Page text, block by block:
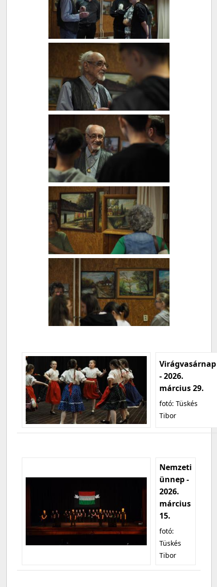
Virágvasárnap
- 2026.
március 29.
fotó: Tüskés
Tibor
Nemzeti
ünnep -
2026.
március
15.
fotó:
Tüskés
Tibor